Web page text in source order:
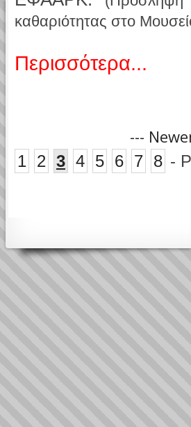
καθαριότητας στο
Περισσότερα...
---
1 2 3 4 5 6 7 8 -